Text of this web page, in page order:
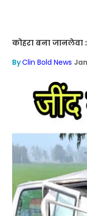
कोहरा बना
ByClin Bold News